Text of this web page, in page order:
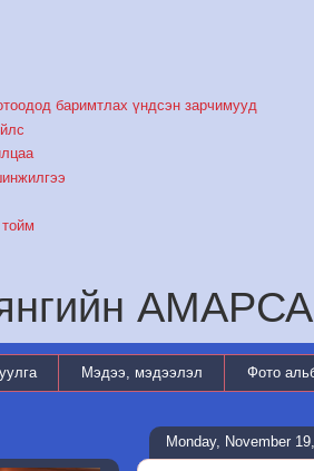
баримтлах үндсэн зарчимууд
Мэдээ, мэдээлэл Фото
Monday, November